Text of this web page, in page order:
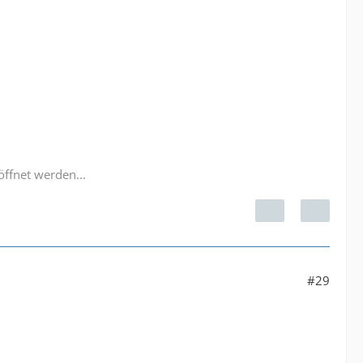
werden...
#29